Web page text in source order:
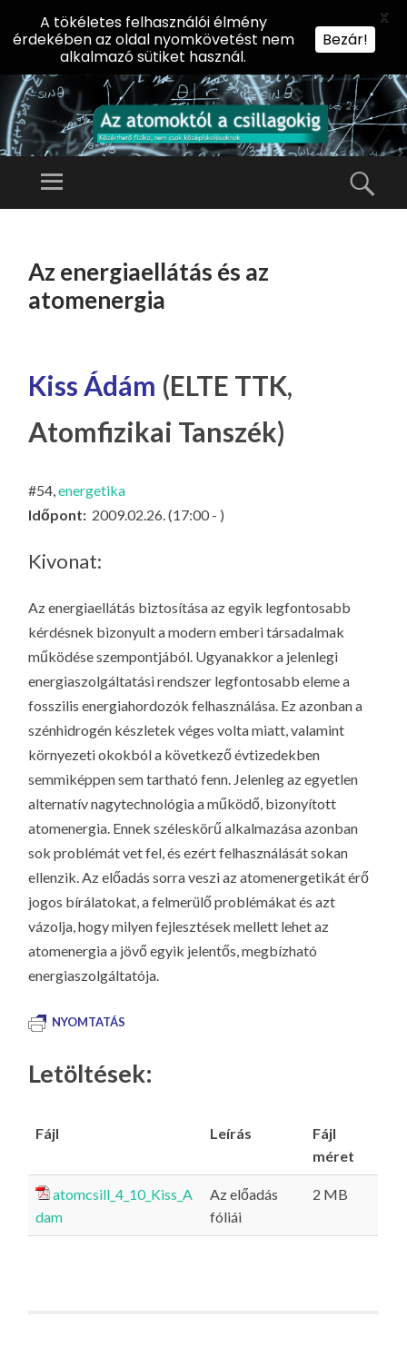
AZ
KT
CS
IL
LA
G
Előadássorozat
Természettudományi
Menü
TARTALOMHOZ
Az energiaellátás és az
atomenergia
Kiss Ádám (ELTE TTK,
Atomfizikai Tanszék)
#54,energetika
Időpont: 2009.02.26. (17:00 - )
Kivonat:
Az energiaellátás biztosítása az egyik legfontosabb
kérdésnek bizonyult a modern emberi társadalmak
működése szempontjából. Ugyanakkor a jelenlegi
energiaszolgáltatási rendszer legfontosabb eleme a
fosszilis energiahordozók felhasználása. Ez azonban a
szénhidrogén készletek véges volta miatt, valamint
környezeti okokból a következő évtizedekben
semmiképpen sem tartható fenn. Jelenleg az egyetlen
alternatív nagytechnológia a működő, bizonyított
atomenergia. Ennek széleskörű alkalmazása azonban
sok problémát vet fel, és ezért felhasználását sokan
ellenzik. Az előadás sorra veszi az atomenergetikát érő
jogos bírálatokat, a felmerülő problémákat és azt
vázolja, hogy milyen fejlesztések mellett lehet az
atomenergia a jövő egyik jelentős, megbízható
energiaszolgáltatója.
NYOMTATÁS
Letöltések:
Fájl Leírás
Fájl
méret
atomcsill_4_10_Kiss_A
dam
Az előadás
fóliái
2 MB
A tökéletes felhasználói élmény
érdekében az oldal nyomkövetést nem
alkalmazó sütiket használ.
Bezár!
X